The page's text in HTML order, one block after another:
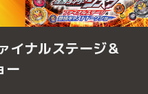
イナルステージ＆
ー